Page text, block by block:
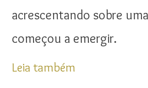
acrescentando sobre
começou a emergir.
Leia também